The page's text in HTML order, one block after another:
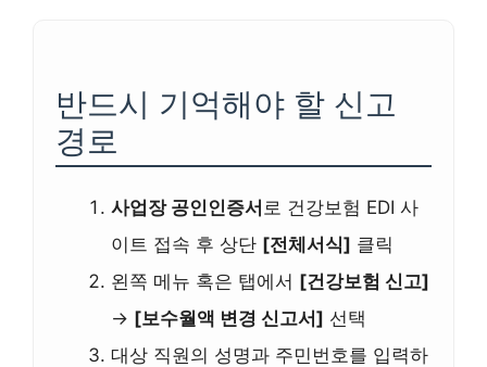
반드시 기억해야 할 신고
경로
사업장 공인인증서 로 건강보험 EDI 사
이트 접속 후 상단 [전체서식] 클릭
왼쪽 메뉴 혹은 탭에서 [건강보험 신고]
→ [보수월액 변경 신고서] 선택
대상 직원의 성명과 주민번호를 입력하